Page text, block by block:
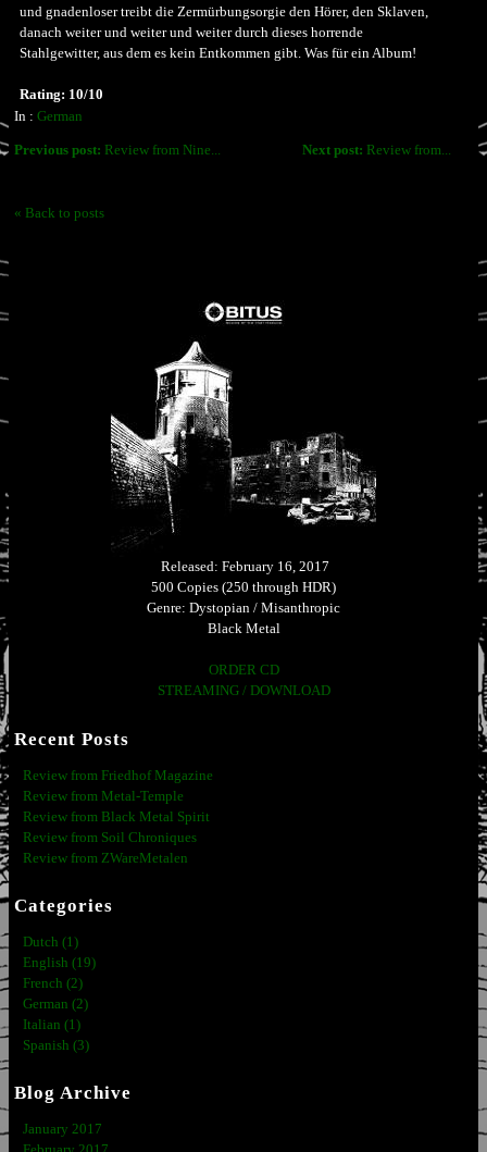
und gnadenloser treibt die Zermürbungsorgie den Hörer, den Sklaven,
danach weiter und weiter und weiter durch dieses horrende
Stahlgewitter, aus dem es kein Entkommen gibt. Was für ein Album!
Rating: 10/10
In : German
Next post: Review from...
Previous post: Review from Nine...
« Back to posts
Released: February 16, 2017
500 Copies (250 through HDR)
Genre: Dystopian / Misanthropic
Black Metal
ORDER CD
STREAMING / DOWNLOAD
Recent Posts
Review from Friedhof Magazine
Review from Metal-Temple
Review from Black Metal Spirit
Review from Soil Chroniques
Review from ZWareMetalen
Categories
Dutch (1)
English (19)
French (2)
German (2)
Italian (1)
Spanish (3)
Blog Archive
January 2017